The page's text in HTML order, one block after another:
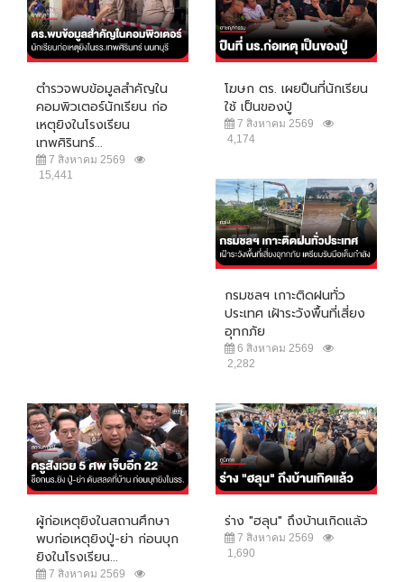
ตำรวจพบข้อมูลสำคัญใน
คอมพิวเตอร์นักเรียน ก่อ
เหตุยิงในโรงเรียน
เทพศิรินทร์...
7 สิงหาคม 2569
15,441
โฆษก ตร. เผยปืนที่นักเรียน
ใช้ เป็นของปู่
7 สิงหาคม 2569
4,174
กรมชลฯ เกาะติดฝนทั่ว
ประเทศ เฝ้าระวังพื้นที่เสี่ยง
อุทกภัย
6 สิงหาคม 2569
2,282
ผู้ก่อเหตุยิงในสถานศึกษา
พบก่อเหตุยิงปู่-ย่า ก่อนบุก
ยิงในโรงเรียน...
7 สิงหาคม 2569
ร่าง "ฮลุน" ถึงบ้านเกิดแล้ว
7 สิงหาคม 2569
1,690